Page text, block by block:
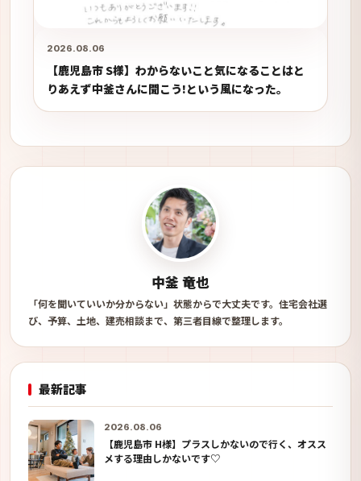
2026.08.06
【鹿児島市 S様】わからないこと気になることはと
りあえず中釜さんに聞こう!という風になった。
中釜 竜也
「何を聞いていいか分からない」状態からで大丈夫です。住宅会社選
び、予算、土地、建売相談まで、第三者目線で整理します。
最新記事
2026.08.06
【鹿児島市 H様】プラスしかないので行く、オスス
メする理由しかないです♡